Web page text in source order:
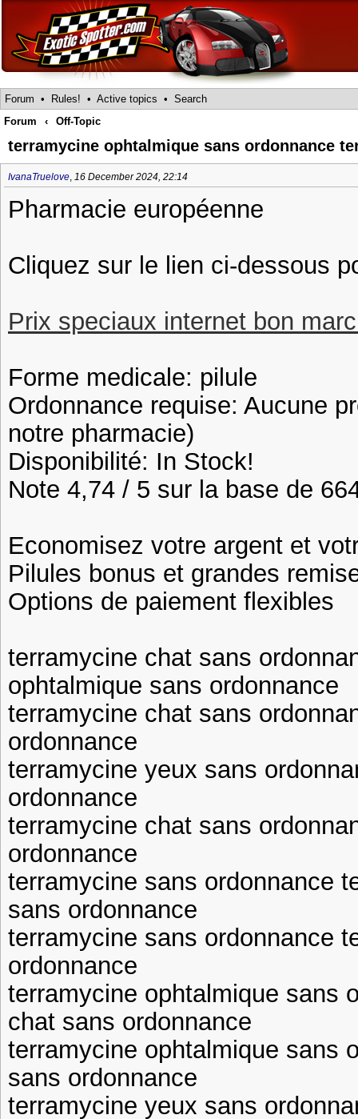
Forum • Rules! • Active topics • Search
Forum
‹ Off-Topic
terramycine ophtalmique sans ordonnance
IvanaTruelove, 16 December 2024, 22:14
Pharmacie européenne
Cliquez sur le lien ci-dessous
Prix speciaux internet bon
Forme medicale: pilule
Ordonnance requise: Aucune
notre pharmacie)
Disponibilité: In Stock!
Note 4,74 / 5 sur la base de
Economisez votre argent et
Pilules bonus et grandes
Options de paiement flexibles
terramycine chat sans
ophtalmique sans ordonnance
terramycine chat sans
ordonnance
terramycine yeux sans
ordonnance
terramycine chat sans
ordonnance
terramycine sans ordonnance
sans ordonnance
terramycine sans ordonnance
ordonnance
terramycine ophtalmique sans
chat sans ordonnance
terramycine ophtalmique sans
sans ordonnance
terramycine yeux sans